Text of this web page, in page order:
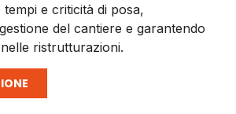
e criticità di posa,
del cantiere e garantendo
ristrutturazioni.